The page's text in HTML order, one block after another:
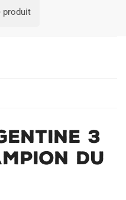
produit
3
DU